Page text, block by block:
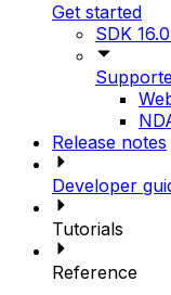
Get started
SDK
Release notes
Developer
Tutorials
Reference